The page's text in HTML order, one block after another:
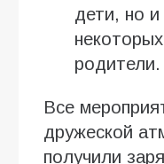
дети, но и
родители.
Все
дружеской
получили